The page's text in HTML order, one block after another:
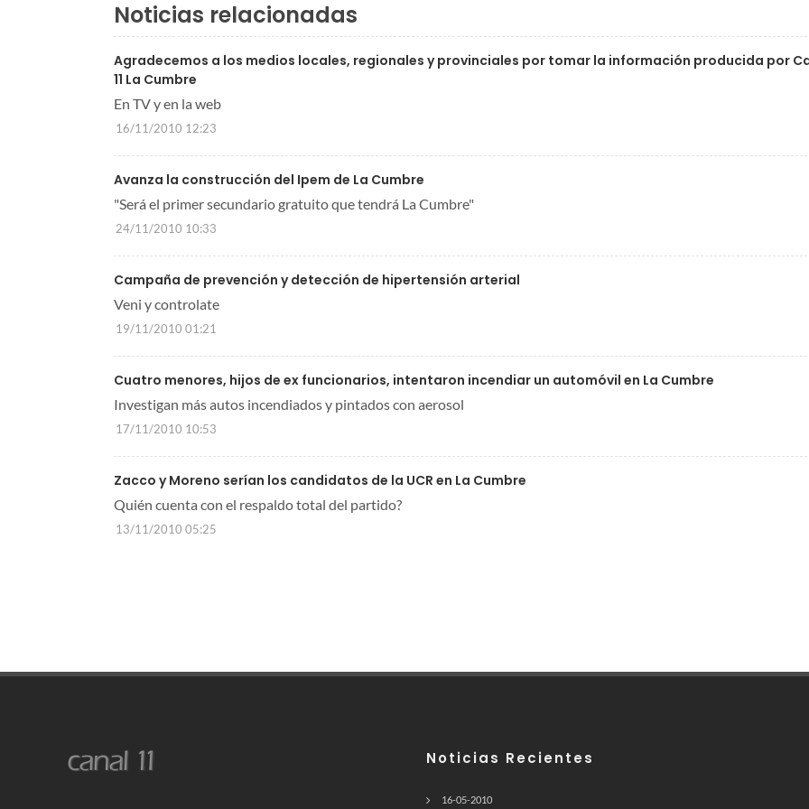
Noticias relacionadas
Agradecemos a los medios locales, regionales y provinciales por tomar la información producida por
11 La Cumbre
En TV y en la web
16/11/2010 12:23
Avanza la construcción del Ipem de La Cumbre
"Será el primer secundario gratuito que tendrá La Cumbre"
24/11/2010 10:33
Campaña de prevención y detección de hipertensión arterial
Veni y controlate
19/11/2010 01:21
Cuatro menores, hijos de ex funcionarios, intentaron incendiar un automóvil en La Cumbre
Investigan más autos incendiados y pintados con aerosol
17/11/2010 10:53
Zacco y Moreno serían los candidatos de la UCR en La Cumbre
Quién cuenta con el respaldo total del partido?
13/11/2010 05:25
Noticias Recientes
16-05-2010